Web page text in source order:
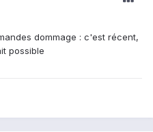
dommage : c'est récent,
possible